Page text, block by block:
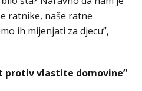
ratnike, naše ratne
ih mijenjati za djecu”,
protiv vlastite domovine”